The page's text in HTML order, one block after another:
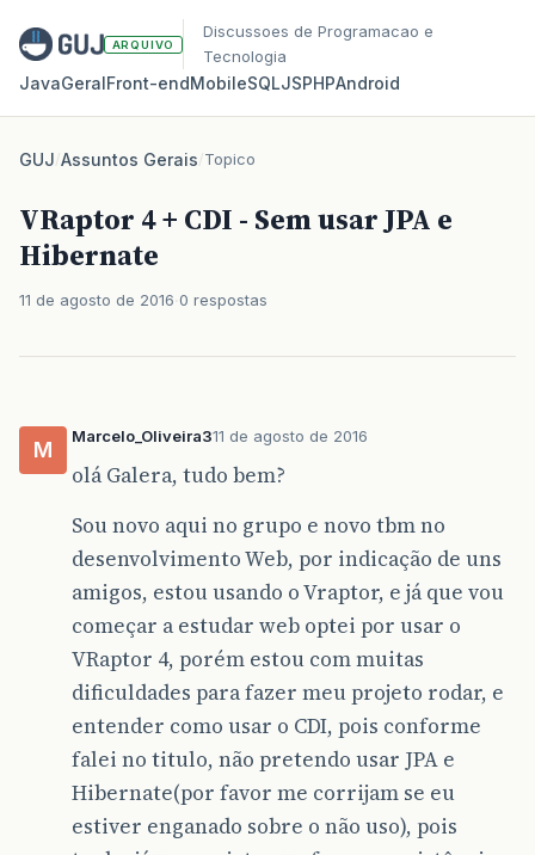
ARQUIVO
Discussoes de Programacao e
Tecnologia
JavaGeralFront‑endMobileSQLJSPHPAndroid
GUJ/Assuntos Gerais/Topico
VRaptor 4 + CDI - Sem usar JPA e
Hibernate
11 de agosto de 2016 0 respostas
M
Marcelo_Oliveira311 de agosto de 2016
olá Galera, tudo bem?
Sou novo aqui no grupo e novo tbm no
desenvolvimento Web, por indicação de uns
amigos, estou usando o Vraptor, e já que vou
começar a estudar web optei por usar o
VRaptor 4, porém estou com muitas
dificuldades para fazer meu projeto rodar, e
entender como usar o CDI, pois conforme
falei no titulo, não pretendo usar JPA e
Hibernate(por favor me corrijam se eu
estiver enganado sobre o não uso), pois